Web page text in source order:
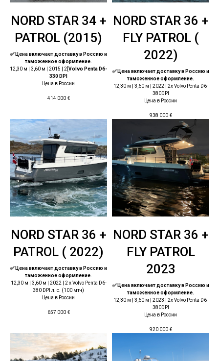
NORD STAR 34 +
PATROL (2015)
✅ Цена включает доставку в Россию и
таможенное оформление.
12,30 м | 3,60 м | 2015 | 2[ Volvo Penta D6-
330 DPI
Цена в России
414 000 €
NORD STAR 36 +
FLY PATROL (
2022)
✅ Цена включает доставку в Россию и
таможенное оформление.
12,30 м | 3,60 м | 2022 | 2x Volvo Penta D6-
380DPI
Цена в России
938 000 €
NORD STAR 36 +
PATROL ( 2022)
✅ Цена включает доставку в Россию и
таможенное оформление.
12,30 м | 3,60 м | 2022 | 2 x Volvo Penta D6-
380 DPI л. с. (100 мтч)
Цена в России
657 000 €
NORD STAR 36 +
FLY PATROL
2023
✅ Цена включает доставку в Россию и
таможенное оформление.
12,30 м | 3,60 м | 2023 | 2x Volvo Penta D6-
380DPI
Цена в России
920 000 €